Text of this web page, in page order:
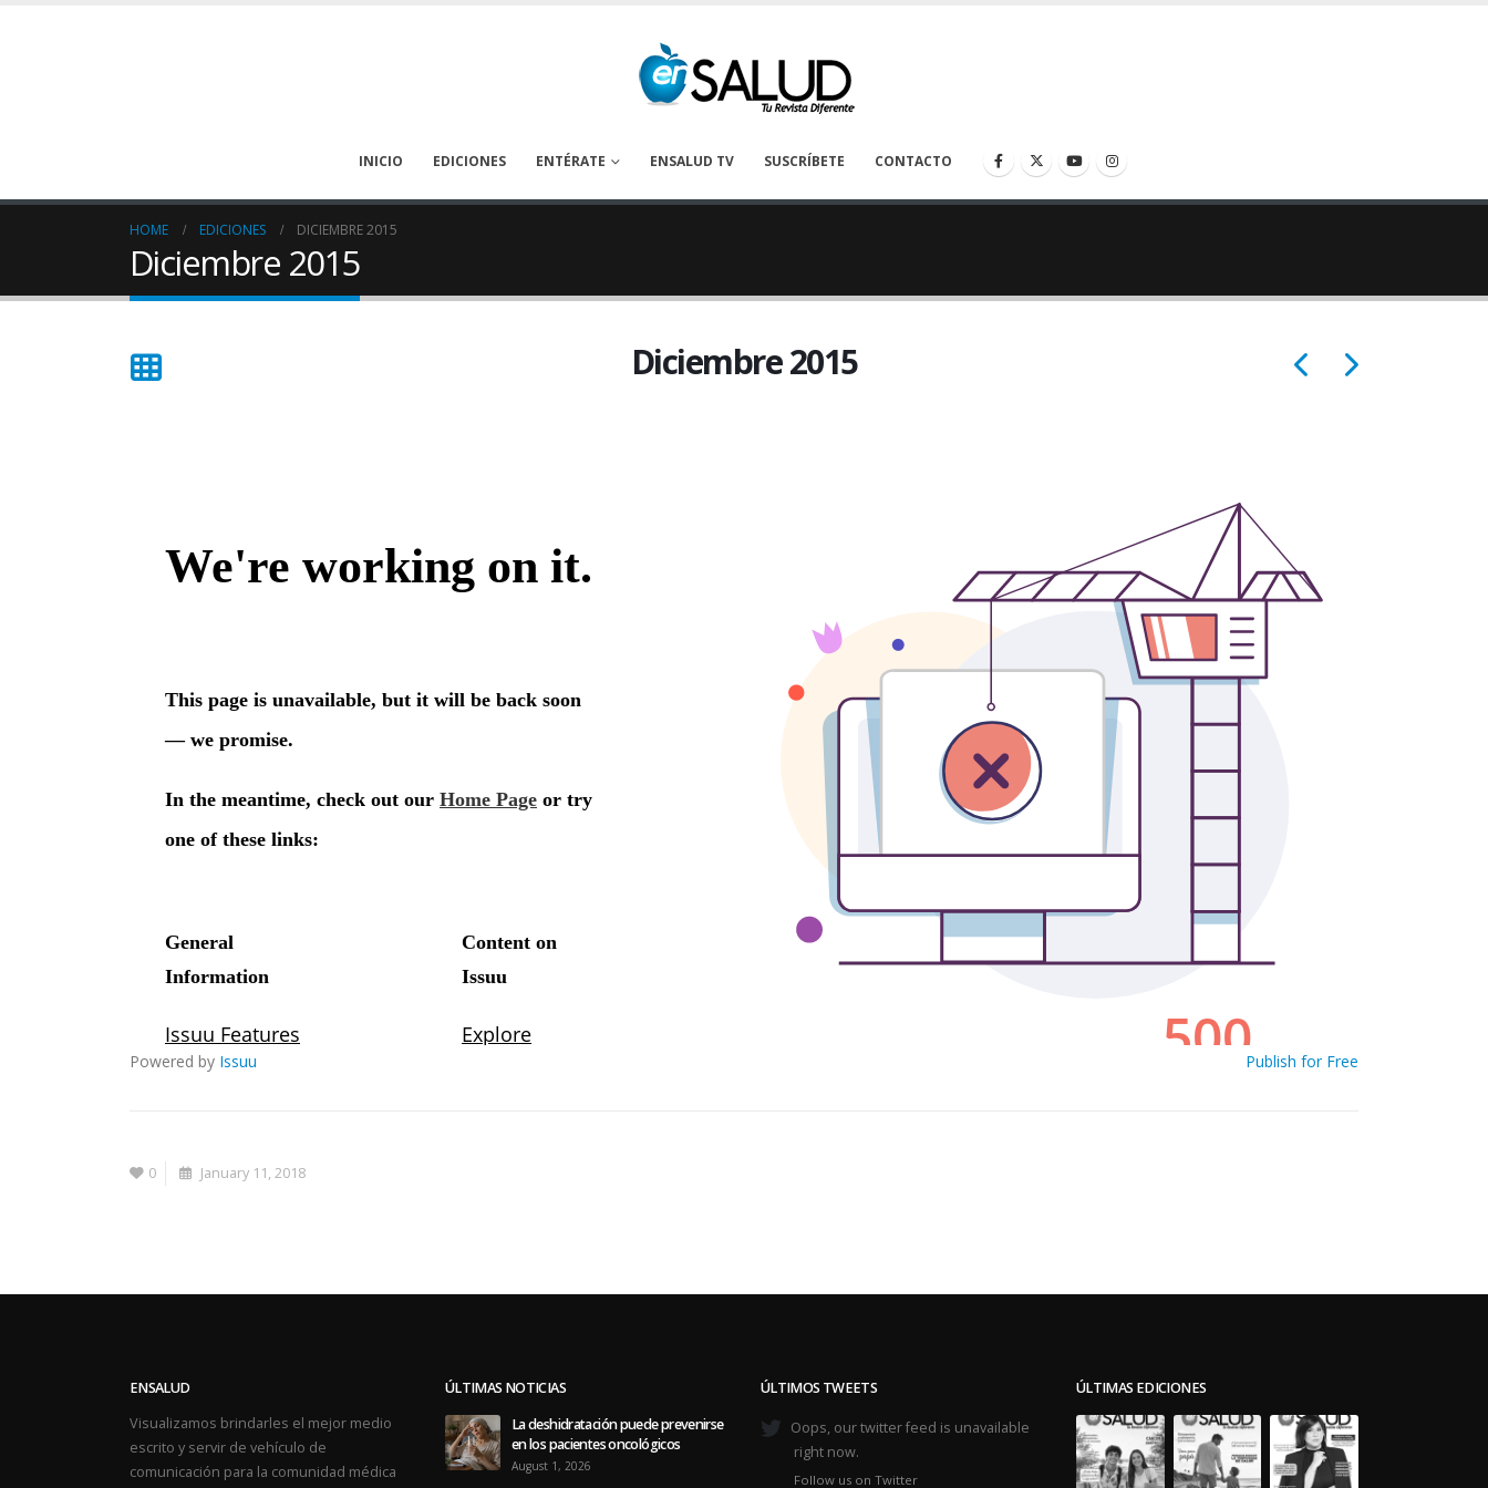
INICIO EDICIONES ENTÉRATE ENSALUD TV SUSCRÍBETE CONTACTO
HOME EDICIONES DICIEMBRE 2015
Diciembre 2015
Diciembre 2015
Powered by Issuu Publish for Free
0 January 11, 2018
ENSALUD
Visualizamos brindarles el mejor medio
escrito y servir de vehículo de
comunicación para la comunidad médica
ÚLTIMAS NOTICIAS
La deshidratación puede prevenirse
en los pacientes oncológicos
August 1, 2026
ÚLTIMOS TWEETS
Oops, our twitter feed is unavailable
right now.
Follow us on Twitter
ÚLTIMAS EDICIONES